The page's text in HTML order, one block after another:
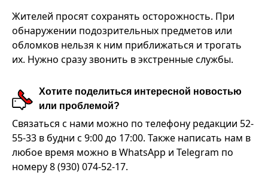
Жителей просят сохранять осторожность. При
обнаружении подозрительных предметов или
обломков нельзя к ним приближаться и трогать
их. Нужно сразу звонить в экстренные службы.
Хотите поделиться интересной новостью
или проблемой?
Связаться с нами можно по телефону редакции 52-
55-33 в будни с 9:00 до 17:00. Также написать нам в
любое время можно в WhatsApp и Telegram по
номеру 8 (930) 074-52-17.